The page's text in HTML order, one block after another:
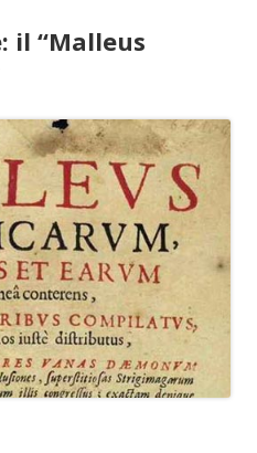
il “Malleus